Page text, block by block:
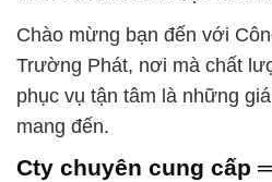
Chào mừng bạn đến với
Trường Phát, nơi mà chất
phục vụ tận tâm là những
mang đến.
Cty chuyên cung cấp